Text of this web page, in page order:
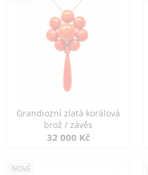
Grandiozní zlatá korálová
brož / závěs
32 000 Kč
NOVÉ